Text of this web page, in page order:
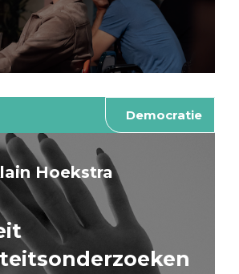
Democratie
Hoekstra